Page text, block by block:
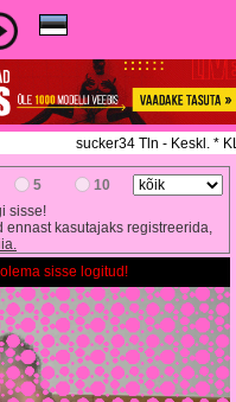
sucker34 Tln - Keskl. *
5
10
sisse!
ennast kasutajaks registreerida,
sisse logitud!